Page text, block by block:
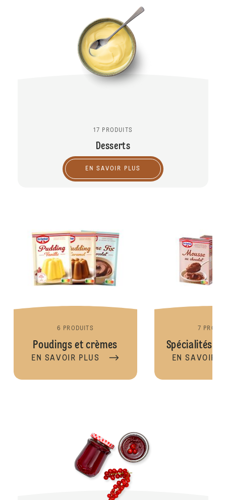
17 PRODUITS
Desserts
EN SAVOIR PLUS
6 PRODUITS
Poudings et crèmes
EN SAVOIR PLUS
7
Spécialités
EN SAVOIR